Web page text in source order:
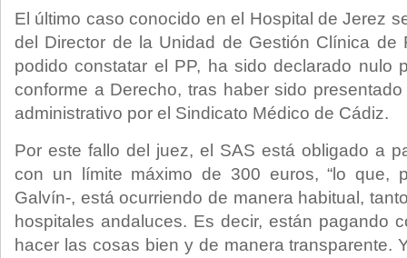
El último caso conocido en el Hospital de Jerez
del Director de la Unidad de Gestión Clínica de
podido constatar el PP, ha sido declarado nulo
conforme a Derecho, tras haber sido
administrativo por el Sindicato Médico de Cádiz.
Por este fallo del juez, el SAS está obligado a
con un límite máximo de 300 euros, “lo que,
Galvín-, está ocurriendo de manera habitual,
hospitales andaluces. Es decir, están pagando
hacer las cosas bien y de manera transparente.